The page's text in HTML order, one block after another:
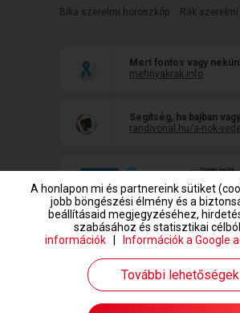
Bika szerelmi horoszkóp
Rák
Mert fontos vagy
mehnyakrak.info
Segítség, ha bajban vagy
randivonal.hu/a-nok-
www.randivonal.hu © Copyright 1999-2026
A honlapon mi és partnereink sütiket
jobb böngészési élmény és a
beállításaid megjegyzéséhez,
szabásához és statisztikai célból.
információk
Információk a Google
További lehetőségek